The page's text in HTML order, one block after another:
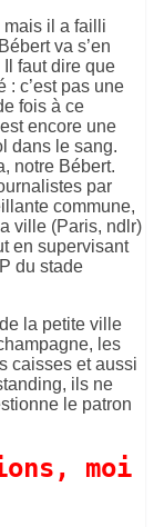
mais il a failli
va s’en
Il faut dire que
: c’est pas une
fois à ce
encore une
dans le sang.
notre Bébert.
par
commune,
ville (Paris, ndlr)
en supervisant
du stade
la petite ville
les
caisses et aussi
ils ne
le patron
moi